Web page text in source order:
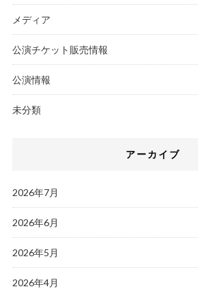
メディア
公演チケット販売情報
公演情報
未分類
アーカイブ
2026年7月
2026年6月
2026年5月
2026年4月